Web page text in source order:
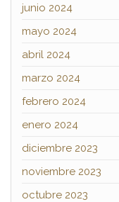
junio 2024
mayo 2024
abril 2024
marzo 2024
febrero 2024
enero 2024
diciembre 2023
noviembre 2023
octubre 2023